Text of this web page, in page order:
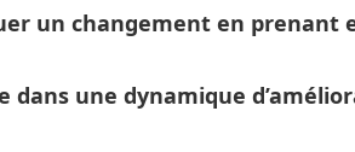
un changement en prenant
dans une dynamique